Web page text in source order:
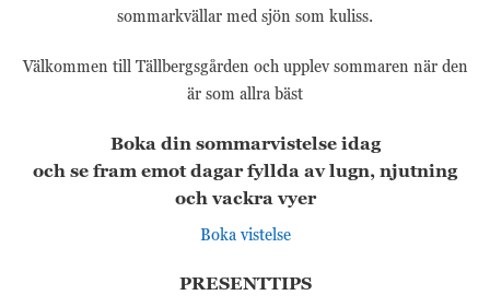
sommarkvällar med sjön som kuliss.
Välkommen till Tällbergsgården och upplev sommaren när den
är som allra bäst
Boka din sommarvistelse idag
och se fram emot dagar fyllda av lugn, njutning
och vackra vyer
Boka vistelse
PRESENTTIPS